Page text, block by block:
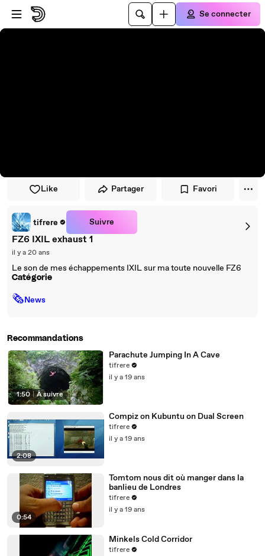
Passer au player
Passer au contenu principal
Se connecter
Like Partager Favori
tifrere Suivre
FZ6 IXIL exhaust 1
il y a 20 ans
Le son de mes échappements IXIL sur ma toute nouvelle FZ6
Catégorie
🗞News
Recommandations
1:50 | À suivre
Parachute Jumping In A Cave
tifrere
il y a 19 ans
2:08
Compiz on Kubuntu on Dual Screen
tifrere
il y a 19 ans
0:54
Tomtom nous dit où manger dans la
banlieu de Londres
tifrere
il y a 19 ans
Minkels Cold Corridor
tifrere